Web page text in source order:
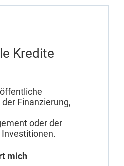
Kredite
Finanzierung,
oder der
Investitionen.
mich